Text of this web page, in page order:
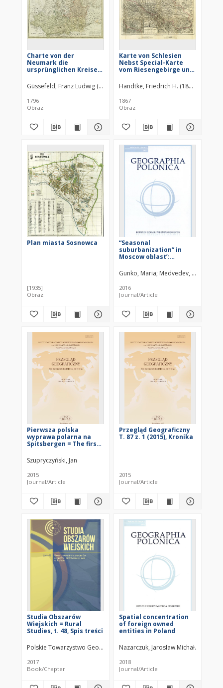
Charte von der
Neumark die
ursprünglichen Kreise
Güssefeld, Franz Ludwig (1744–1808)
1796
Obraz
Karte von Schlesien
Nebst Special-Karte
vom Riesengebirge und
Gegend um Beuthen
Handtke, Friedrich H. (1815–1879)
1867
Obraz
Plan miasta Sosnowca
[1935]
Obraz
“Seasonal
suburbanization” in
Moscow oblast’:
household waste
management
Gunko, Maria Medvedev, Andrey
2016
Journal/Article
Pierwsza polska
wyprawa polarna na
Spitsbergen = The first
to Spitsbergen
Szupryczyński, Jan
2015
Journal/Article
Przegląd Geograficzny
T. 87 z. 1 (2015), Kronika
2015
Journal/Article
Studia Obszarów
Wiejskich = Rural
Studies, t. 48, Spis treści
Polskie Towarzystwo Geograficzne. Komisja Obszarów Wiejskich.
2017
Book/Chapter
Spatial concentration
of foreign owned
entities in Poland
Nazarczuk, Jarosław Michał
2018
Journal/Article